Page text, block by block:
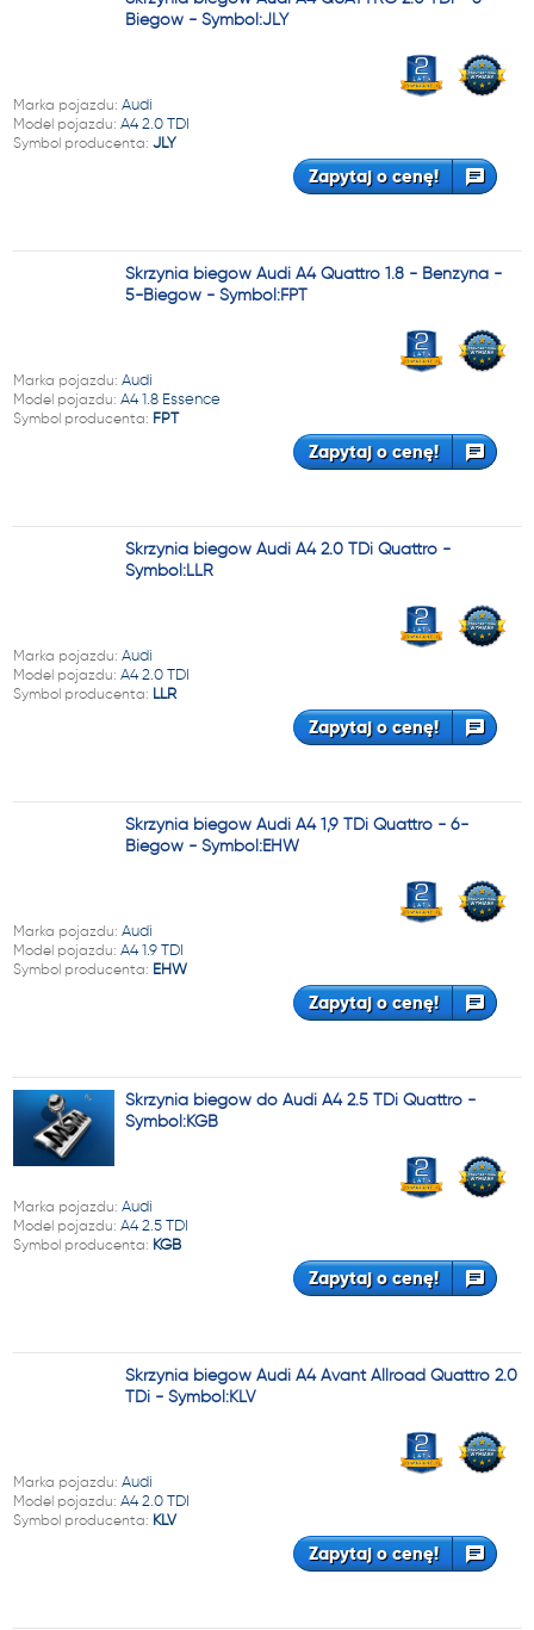
Biegów - Symbol:JLY
Marka pojazdu: Audi
Model pojazdu: A4 2.0 TDI
Symbol producenta: JLY
Zapytaj o cenę!
Skrzynia biegów Audi A4 Quattro 1.8 - Benzyna -
5-Biegów - Symbol:FPT
Marka pojazdu: Audi
Model pojazdu: A4 1.8 Essence
Symbol producenta: FPT
Zapytaj o cenę!
Skrzynia biegów Audi A4 2.0 TDi Quattro -
Symbol:LLR
Marka pojazdu: Audi
Model pojazdu: A4 2.0 TDI
Symbol producenta: LLR
Zapytaj o cenę!
Skrzynia biegów Audi A4 1,9 TDi Quattro - 6-
Biegów - Symbol:EHW
Marka pojazdu: Audi
Model pojazdu: A4 1.9 TDI
Symbol producenta: EHW
Zapytaj o cenę!
Skrzynia biegów do Audi A4 2.5 TDi Quattro -
Symbol:KGB
Marka pojazdu: Audi
Model pojazdu: A4 2.5 TDI
Symbol producenta: KGB
Zapytaj o cenę!
Skrzynia biegów Audi A4 Avant Allroad Quattro 2.0
TDi - Symbol:KLV
Marka pojazdu: Audi
Model pojazdu: A4 2.0 TDI
Symbol producenta: KLV
Zapytaj o cenę!